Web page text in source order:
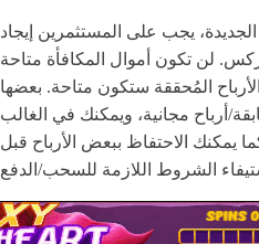
الجديدة، يجب على المستثمرين إيجاد
لن تكون أموال المكافأة متاحة
المُحققة ستكون متاحة. بعضها
أرباح مجانية، ويمكنك في الغالب
يمكنك الاحتفاظ ببعض الأرباح قبل